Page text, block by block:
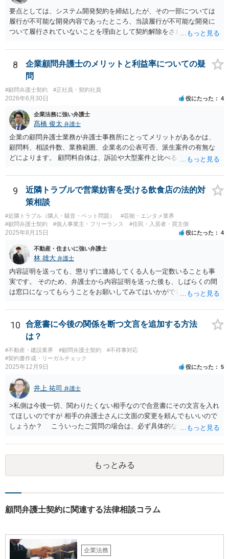
返還が難しい場合、損害賠償を請求する事はできますでしょうか？ 法
的には可能ですが、立証の問題があります。 協議でも問題にできそう
ですが、調停なども検討できるでしょう。 また、返還請求も損害賠償
請求もせず、「詐欺」として、警察に被害届を出す事は可能でしょう
要点としては、システム開発契約を締結したが、その一部については
履行が不可能な開発内容であったところ、当該履行が不可能な開発に
ついて履行されていないことを理由として契約解除をされた。そこ
いうご質問であると理解しました。 まず、「物理的にできない開発で
一方的に契約不履行のように伝えられ」とのことですが、「物理的に
できない」と真に言えるのかどうか、なぜ「物理的にできない開発」
を請け負うことになったのかが問題です。 もし、「物理的にできな
い」という意味が、単に「契約に記載された納期では間に合わない」
ということであれば、それは単純に履行遅滞を理由とする債務不履行
ですから、契約解除は有効です。 「物理的にできない」が、そもそも
そのような開発は理論的に不可能（例えば、タイムマシンを作るとい
う契約等）であれば、契約自体が無効になる可能性があります。 いず
れの場合であっても、結局は、上記の「物理的にできない」部分を除
いた部分は開発完了しているということですから、その部分に相当す
る請負代金は請求できる可能性があります。 ただし、当該開発完了部
分だけでどれくらいの価値があるのか、が問題になります。 一般論は
以上で、より個別的なお話は、詳しい契約内容や開発内容を知る必要
がありますので、正式に弁護士に相談することも検討された方がよい
と思います。
8
企業顧問弁護士のメリットと利益率についての疑
問
#顧問弁護士契約 #正社員・契約社員
2026年6月30日 役にたった 4
企業法務に強い弁護士
髙橋 俊太 弁護士
企業の顧問弁護士業務が弁護士事務所にとってメリットがあるかは、
顧問料、相談件数、業務範囲、企業名の公表可否、派生案件の有無な
どによります。 顧問料自体は、訴訟や大型案件と比べると大きな利益
とってメリットです。また、契約書、労務、債権回収、クレーム対
応、従業員対応など、顧問先から別案件が発生することもあります。
さらに、ある程度知名度のある企業について、実名で顧問先として公
表できるのであれば、事務所の信用や実績としての意味もあります。
一方で、例えば、福利厚生部門の顧問の場合、従業員個人の相談が多
かったり、細かい相談に頻繁に対応する必要があったりすると、顧問
では、特に、顧問契約書において、相談件数、相談方法、回答範囲、
個別受任に進む場合の扱いなどを明確に定めておく必要が大きいと考
えられます。
9
近隣トラブルで営業妨害を受ける飲食店の法的対
策相談
#近隣トラブル（隣人・騒音・ペット問題）
#芸能・エンタメ業界
#顧問弁護士契約
#個人事業主・フリーランス #住民・入居者・買主側
2025年8月15日 役にたった 4
不動産・住まいに強い弁護士
林 雄大 弁護士
内容証明を送っても、懲りずに連絡してくる人も一定数いることも事
実です。 そのため、弁護士から内容証明を送った後も、しばらくの間
は窓口になってもらうことをお願いしてみてはいかがでしょうか。 そ
口（弁護士に）言ってください」とだけお伝えし、それ以外には一切
応じないという姿勢をとることができるため、スタッフの方の負担軽
減を図れると思います。 大変な状況かと思いますが、ご参考になりま
したら幸いです。
10
合意書に今後の関係を断つ文言を追加する方法
は？
#不動産・建設業界 #顧問弁護士契約
#不祥事対応
#契約書作成・リーガルチェック
2025年12月9日 役にたった 5
井上 祐司 弁護士
>私側は今後一切、関わりたくない相手なので合意書にその文言を入れ
てほしいのですが 相手の弁護士さんに文面の変更を頼んでもいいので
しょうか？ こういったご質問の場合は、必ず具体的な合意書案をも
には、ご質問のような懸念を払しょくするために、 「甲及び乙は，本
示談書に記載するもののほか，甲と乙の間には何らの債権債務が存し
ないことを相互に確認する。」 という清算条項を入れることが一般的
です。 以上に加え、「本件については，当事者協議の結果，上記示
議，請求の申立をしないことを誓約する。」という条項を入れること
し、予測できない後発的損害については示談後であっても請求できる
ので、上記の清算条項のみの場合がほとんどです。
もっとみる
顧問弁護士契約に関連する法律相談コラム
企業法務